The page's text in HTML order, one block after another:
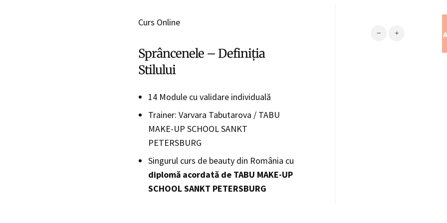
Curs Online
Sprâncenele – Definiția
Stilului
14 Module cu validare individuală
Trainer: Varvara Tabutarova / TABU
MAKE-UP SCHOOL SANKT
PETERSBURG
Singurul curs de beauty din România cu
diplomă acordată de TABU MAKE-UP
SCHOOL SANKT PETERSBURG
Cantitate